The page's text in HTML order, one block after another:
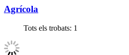
Agrícola
Tots els trobats: 1